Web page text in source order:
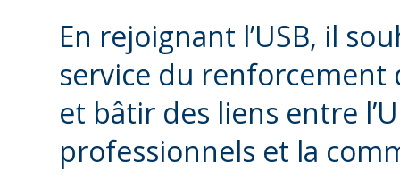
En rejoignant l’USB, il
service du
et bâtir des liens entre
professionnels et la